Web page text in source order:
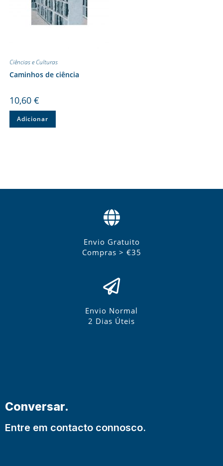
Ciências e Culturas
Caminhos de ciência
10,60 €
Adicionar
Envio Gratuito
Compras > €35
Envio Normal
2 Dias Úteis
Conversar.
Entre em contacto connosco.